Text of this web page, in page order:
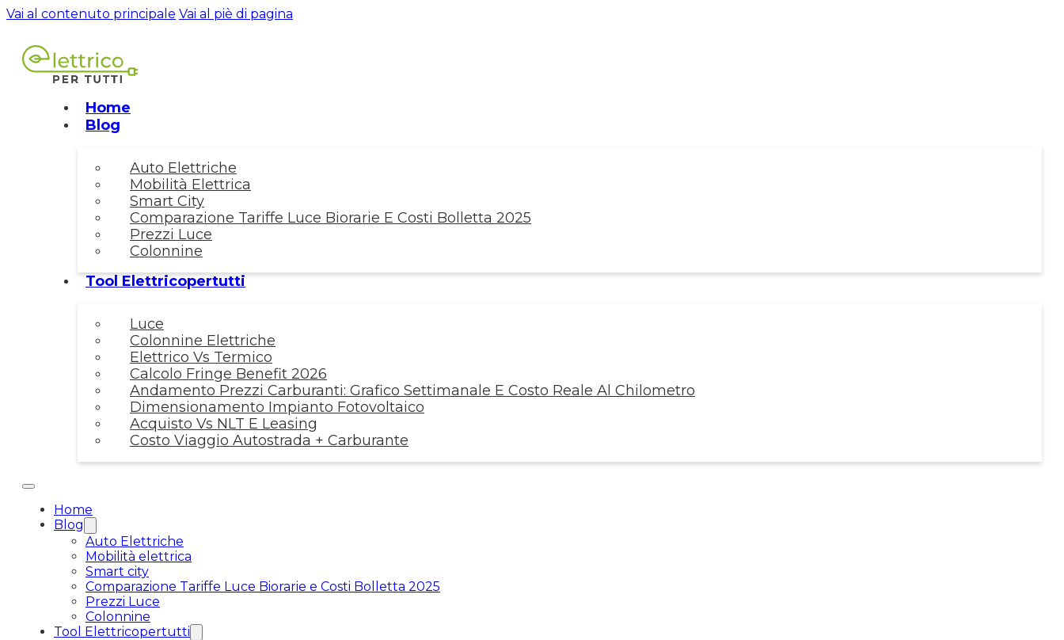
Vai al contenuto principale Vai al piè di pagina
Home
Blog
Auto Elettriche
Mobilità Elettrica
Smart City
Comparazione Tariffe Luce Biorarie E Costi Bolletta 2025
Prezzi Luce
Colonnine
Tool Elettricopertutti
Luce
Colonnine Elettriche
Elettrico Vs Termico
Calcolo Fringe Benefit 2026
Andamento Prezzi Carburanti: Grafico Settimanale E Costo Reale Al Chilometro
Dimensionamento Impianto Fotovoltaico
Acquisto Vs NLT E Leasing
Costo Viaggio Autostrada + Carburante
Home
Blog
Auto Elettriche
Mobilità elettrica
Smart city
Comparazione Tariffe Luce Biorarie e Costi Bolletta 2025
Prezzi Luce
Colonnine
Tool Elettricopertutti